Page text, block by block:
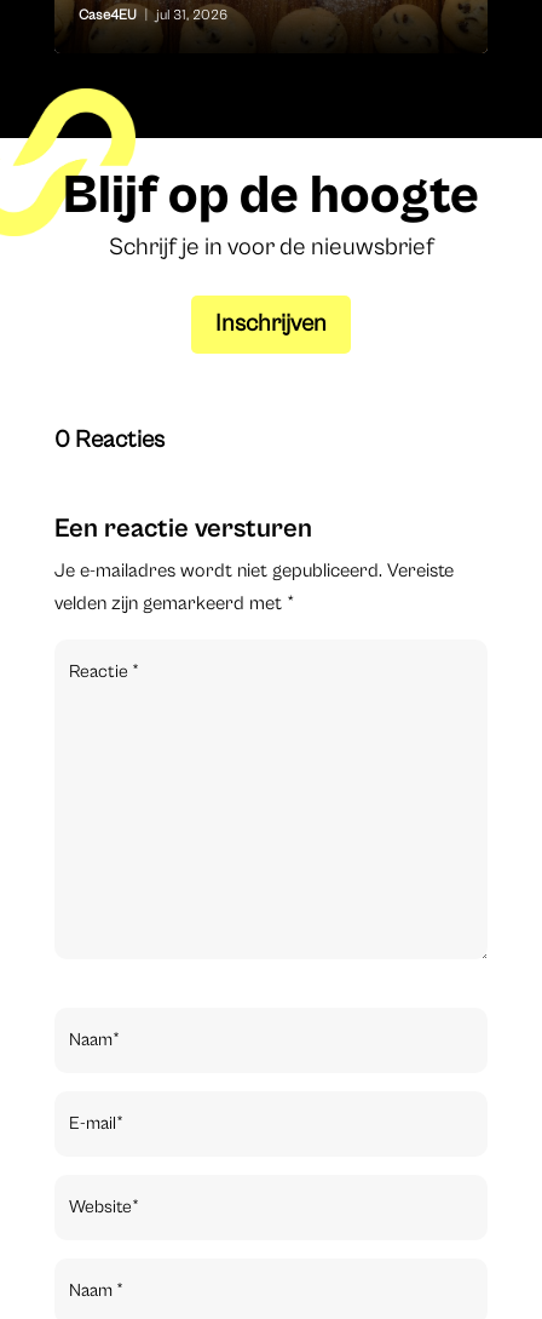
Case4EU jul 31, 2026
Blijf op de hoogte
Schrijf je in voor de nieuwsbrief
Inschrijven
0 Reacties
Een reactie versturen
Je e-mailadres wordt niet gepubliceerd. Vereiste
velden zijn gemarkeerd met *